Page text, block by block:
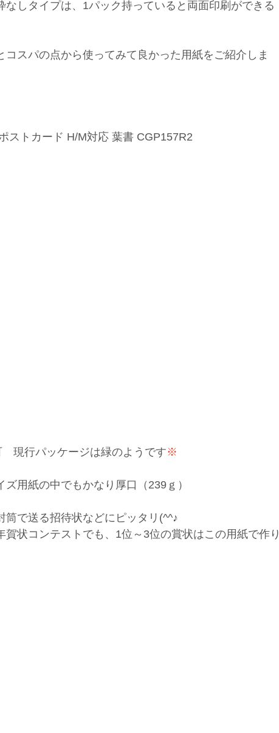
なしタイプは、1パック持っていると両面印刷ができる
コスパの点から使ってみて良かった用紙をご紹介しま
ストカード H/M対応 葉書 CGP157R2
現行パッケージは緑のようです※
ズ用紙の中でもかなり厚口（239ｇ）
筒で送る招待状などにピッタリ(^^♪
賀状コンテストでも、1位～3位の賞状はこの用紙で作り